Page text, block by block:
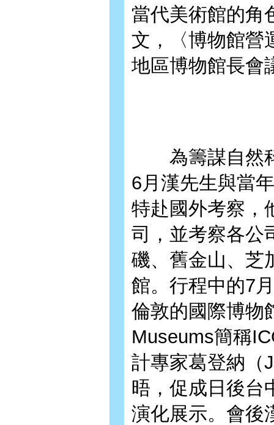
當代美術館的角
文，〈博物館營
地區博物館長會
為籌謀自然科
6月漢先生與當
特赴國外考察，
司，並考察各公
磯、舊金山、芝
館。行程中的7
倫敦的國際博物
Museums簡稱
計專家葛登納（
晤，促成日後台
演化展示。會後